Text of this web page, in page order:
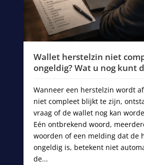
Wallet herstelzin niet
ongeldig? Wat u nog kunt
Wanneer een herstelzin wordt
niet compleet blijkt te zijn,
vraag of de wallet nog kan
Eén ontbrekend woord,
woorden of een melding dat de
ongeldig is, betekent niet
de...